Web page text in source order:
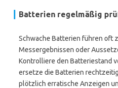
Batterien regelmäßig
Schwache Batterien führen oft
Messergebnissen oder
Kontrolliere den Batteriestand
ersetze die Batterien
plötzlich erratische Anzeigen